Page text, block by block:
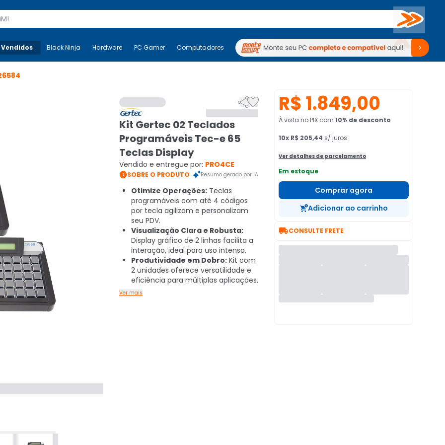
Buscar
Mais-v- Black Ninja Hardware PC Gamer Computadores Periféricos TV Venda no KaBuM!
Black Ninja Hardware PC Gamer Computadores Periféricos TV Venda no KaBuM!

Kit Gertec 02 Teclados
Programáveis Tec-e 65
Teclas Display
Vendido e entregue por: PRO4CE
SOBRE O PRODUTO Resumo gerado por IA
Otimize Operações: Teclas
programáveis com até 4 códigos
por tecla agilizam e personalizam
seu PDV.
Visualização Clara e Robusta:
Display gráfico de 2 linhas facilita a
interação, ideal para uso intenso.
Produtividade em Dobro: Kit com
2 unidades oferece versatilidade e
eficiência para múltiplas aplicações.
Ver mais
R$ 1.849,00
À vista no PIX com 10% de desconto
10x R$ 205,44 s/ juros
Ver detalhes de parcelamento
Em estoque
Comprar agora
Adicionar ao carrinho
CONSULTE FRETE